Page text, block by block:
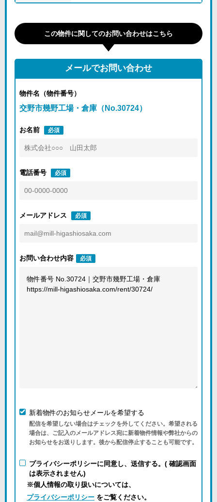
この物件に関してのお問い合わせはこちら
メールでお問い合わせ
物件名（物件番号）
交野市幾野工場・倉庫（No.30724）
お名前 必須
電話番号 必須
メールアドレス 必須
お問い合わせ内容 必須
新着物件のお知らせメールを希望する
配信を希望しない場合はチェックを外してください。希望される
場合は、ご記入のメールアドレス宛に新着物件情報や弊社からの
お知らせをお送りします。後から配信停止することも可能です。
プライバシーポリシーに同意し、送信する。( 確認画面
は表示されません)
※個人情報の取り扱いについては、
プライバシーポリシー をご覧ください。